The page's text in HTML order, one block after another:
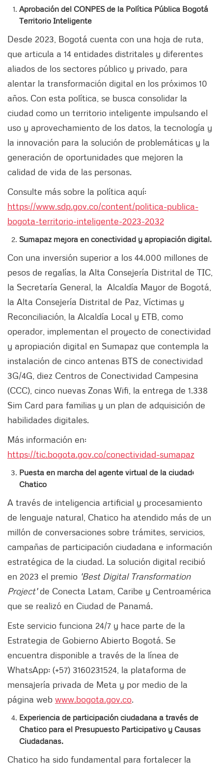
Aprobación del CONPES de la Política Pública Bogotá
Territorio Inteligente
Desde 2023, Bogotá cuenta con una hoja de ruta,
que articula a 14 entidades distritales y diferentes
aliados de los sectores público y privado, para
alentar la transformación digital en los próximos 10
años. Con esta política, se busca consolidar la
ciudad como un territorio inteligente impulsando el
uso y aprovechamiento de los datos, la tecnología y
la innovación para la solución de problemáticas y la
generación de oportunidades que mejoren la
calidad de vida de las personas.
Consulte más sobre la política aquí:
https://www.sdp.gov.co/content/politica-publica-
bogota-territorio-inteligente-2023-2032
Sumapaz mejora en conectividad y apropiación digital.
Con una inversión superior a los 44.000 millones de
pesos de regalías, la Alta Consejería Distrital de TIC,
la Secretaría General, la Alcaldía Mayor de Bogotá,
la Alta Consejería Distrital de Paz, Víctimas y
Reconciliación, la Alcaldía Local y ETB, como
operador, implementan el proyecto de conectividad
y apropiación digital en Sumapaz que contempla la
instalación de cinco antenas BTS de conectividad
3G/4G, diez Centros de Conectividad Campesina
(CCC), cinco nuevas Zonas Wifi, la entrega de 1.338
Sim Card para familias y un plan de adquisición de
habilidades digitales.
Más información en:
https://tic.bogota.gov.co/conectividad-sumapaz
Puesta en marcha del agente virtual de la ciudad:
Chatico
A través de inteligencia artificial y procesamiento
de lenguaje natural, Chatico ha atendido más de un
millón de conversaciones sobre trámites, servicios,
campañas de participación ciudadana e información
estratégica de la ciudad. La solución digital recibió
en 2023 el premio 'Best Digital Transformation
Project'de Conecta Latam, Caribe y Centroamérica
que se realizó en Ciudad de Panamá.
Este servicio funciona 24/7 y hace parte de la
Estrategia de Gobierno Abierto Bogotá. Se
encuentra disponible a través de la línea de
WhatsApp: (+57) 3160231524, la plataforma de
mensajería privada de Meta y por medio de la
página web www.bogota.gov.co.
Experiencia de participación ciudadana a través de
Chatico para el Presupuesto Participativo y Causas
Ciudadanas.
Chatico ha sido fundamental para fortalecer la